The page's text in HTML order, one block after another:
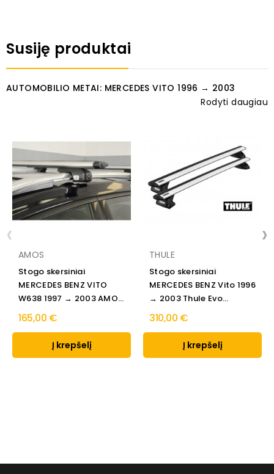
Susiję produktai
AUTOMOBILIO METAI: MERCEDES VITO 1996 → 2003
Rodyti daugiau
AMOS
Stogo skersiniai
MERCEDES BENZ VITO
W638 1997 → 2003 AMOS
AERO
165,00 €
Į krepšelį
THULE
Stogo skersiniai
MERCEDES BENZ Vito 1996
→ 2003 Thule Evo...
310,00 €
Į krepšelį
‹ ›